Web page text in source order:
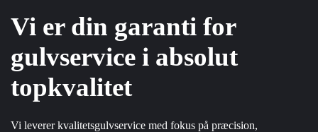
Vi er din garanti for
gulvservice i absolut
topkvalitet
Vi leverer kvalitetsgulvservice med fokus på præcision,